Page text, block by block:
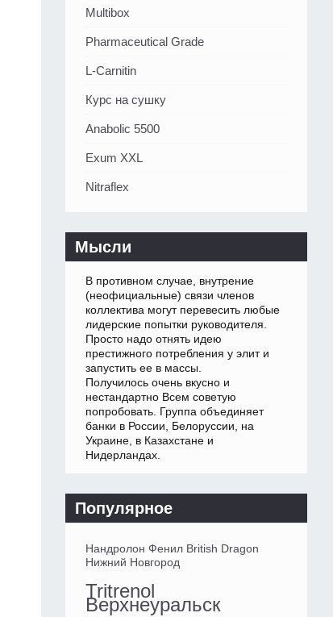
Multibox
Pharmaceutical Grade
L-Carnitin
Курс на сушку
Anabolic 5500
Exum XXL
Nitraflex
Мысли
В противном случае, внутрение
(неофициальные) связи членов
коллектива могут перевесить любые
лидерские попытки руководителя.
Просто надо отнять идею
престижного потребления у элит и
запустить ее в массы.
Получилось очень вкусно и
нестандартно Всем советую
попробовать. Группа объединяет
банки в России, Белоруссии, на
Украине, в Казахстане и
Нидерландах.
Популярное
Нандролон Фенил British Dragon
Нижний Новгород
Tritrenol
Верхнеуральск